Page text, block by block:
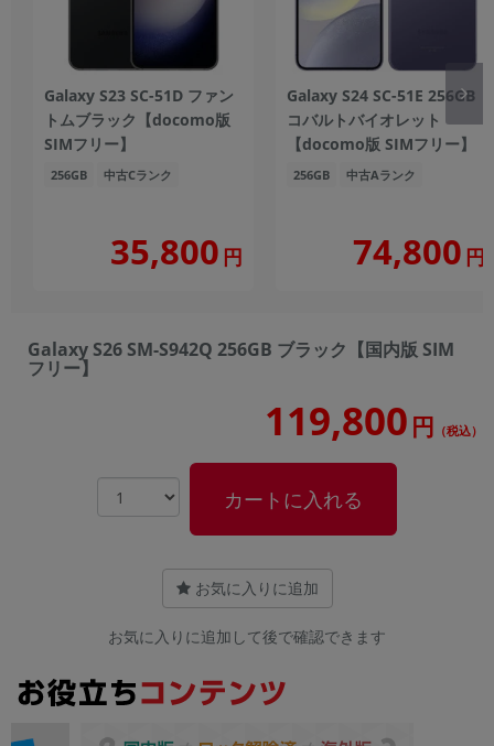
Galaxy S23 SC-51D ファン
トムブラック【docomo版
SIMフリー】
256GB 中古Cランク
35,800 円
Galaxy S24 SC-51E 256GB
コバルトバイオレット
【docomo版 SIMフリー】
256GB 中古Aランク
74,800 円
Galaxy S26 SM-S942Q 256GB ブラック【国内版 SIM
フリー】
119,800 円 （税込）
カートに入れる
お気に入りに追加
お気に入りに追加して後で確認できます